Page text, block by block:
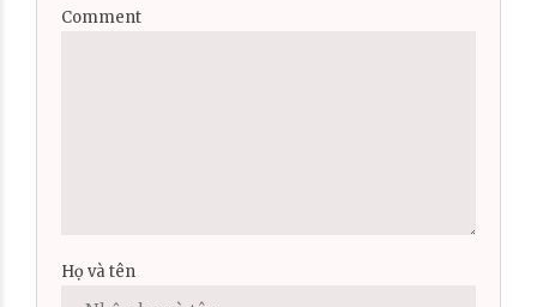
Comment
Họ và tên